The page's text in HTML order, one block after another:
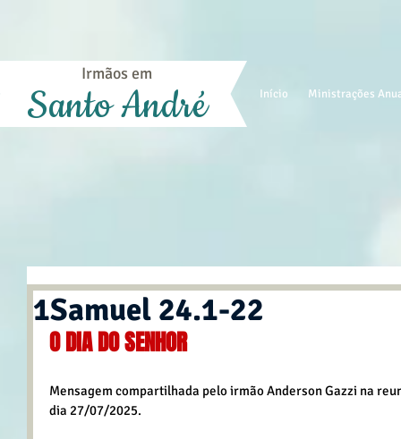
Início Ministrações
Irmãos em
Santo André
1Samuel 24.1-22
O DIA DO SENHOR
Mensagem compartilhada pelo irmão Anderson Gazzi na
dia 27/07/2025.